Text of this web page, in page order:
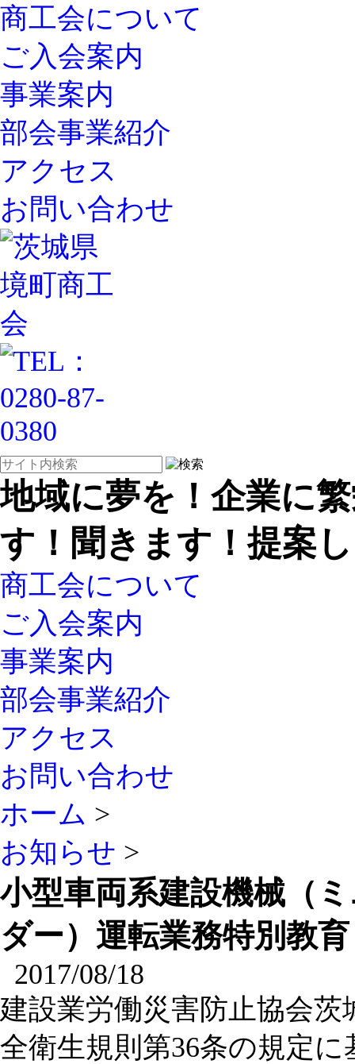
商工会について
ご入会案内
事業案内
部会事業紹介
アクセス
お問い合わせ
地域に夢を！企業に
す！聞きます！提案
商工会について
ご入会案内
事業案内
部会事業紹介
アクセス
お問い合わせ
ホーム >
お知らせ >
小型車両系建設機械（
ダー）運転業務特別教育
2017/08/18
建設業労働災害防止協会
全衛生規則第36条の規定